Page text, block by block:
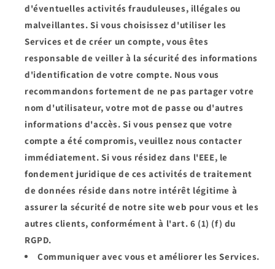
d'éventuelles activités frauduleuses, illégales ou
malveillantes. Si vous choisissez d'utiliser les
Services et de créer un compte, vous êtes
responsable de veiller à la sécurité des informations
d'identification de votre compte. Nous vous
recommandons fortement de ne pas partager votre
nom d'utilisateur, votre mot de passe ou d'autres
informations d'accès. Si vous pensez que votre
compte a été compromis, veuillez nous contacter
immédiatement. Si vous résidez dans l'EEE, le
fondement juridique de ces activités de traitement
de données réside dans notre intérêt légitime à
assurer la sécurité de notre site web pour vous et les
autres clients, conformément à l'art. 6 (1) (f) du
RGPD.
Communiquer avec vous et améliorer les Services.